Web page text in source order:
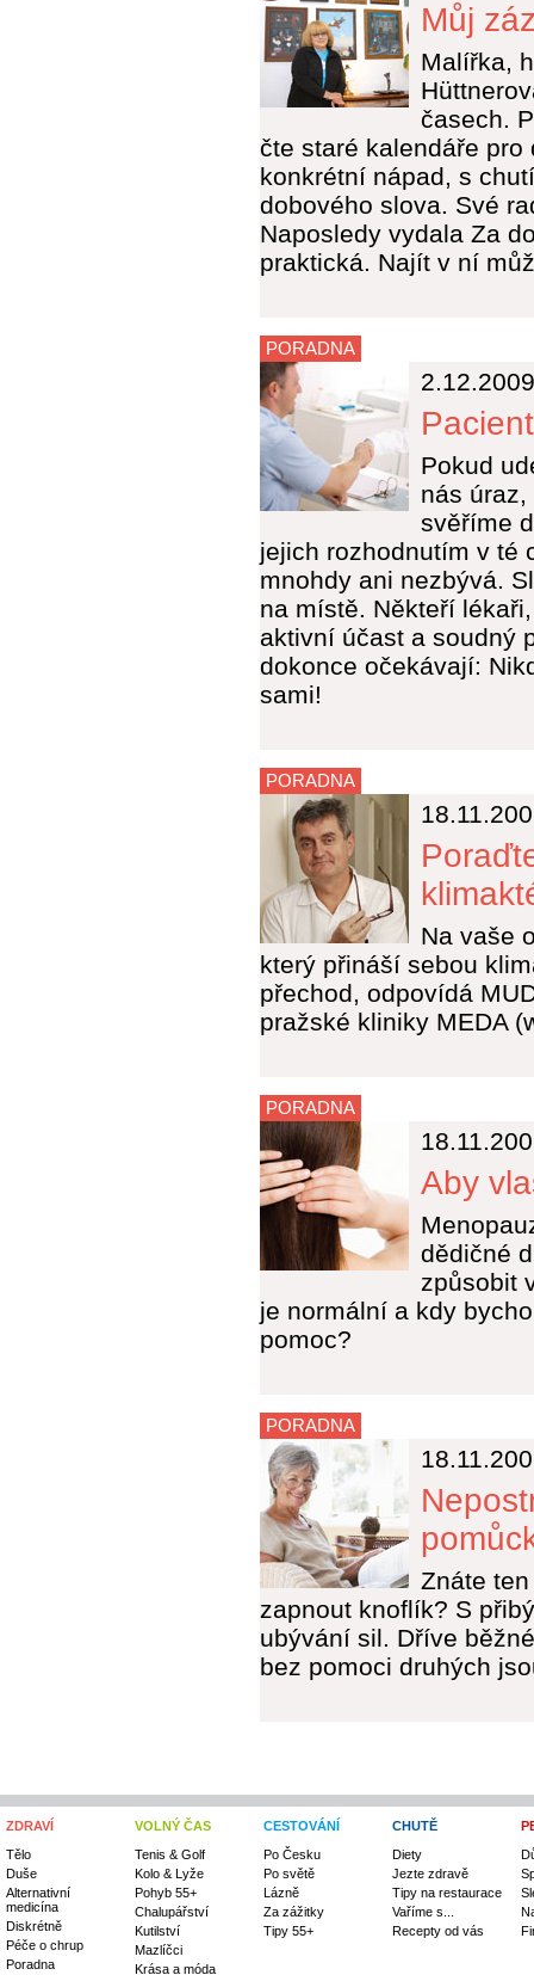
Můj
Malířka,
časech.
čte staré kalendáře
konkrétní nápad, s
dobového slova. Své
Naposledy vydala Za
praktická. Najít v ní
PORADNA
2.12.2009
Pokud
nás
svěříme
jejich rozhodnutím v té
mnohdy ani nezbývá.
na místě. Někteří
aktivní účast a soudný
dokonce očekávají:
sami!
PORADNA
Na vaše
který přináší sebou
přechod, odpovídá
pražské kliniky MEDA
PORADNA
Aby
dědičné
způsobit
je normální a kdy
pomoc?
PORADNA
Znáte
zapnout knoflík? S
ubývání sil. Dříve
bez pomoci druhých
ZDRAVÍ
Tělo
Duše
Alternativní
medicína
Diskrétně
Péče o chrup
Poradna
VOLNÝ ČAS
Tenis & Golf
Kolo & Lyže
Pohyb 55+
Chalupářství
Kutilství
Mazlíčci
Krása a móda
CESTOVÁNÍ
Po Česku
Po světě
Lázně
Za zážitky
Tipy 55+
CHUTĚ
Diety
Jezte zdravě
Tipy na restaurace
Vaříme s...
Recepty od vás